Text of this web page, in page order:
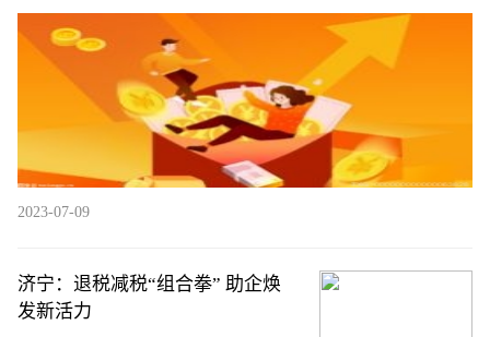
2023-07-09
济宁：退税减税“组合拳” 助企焕
发新活力